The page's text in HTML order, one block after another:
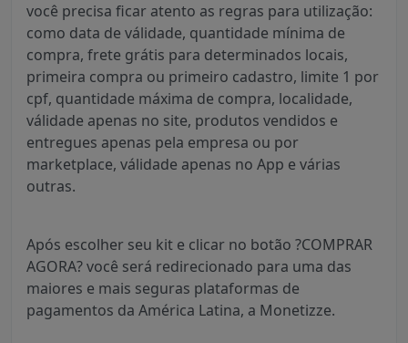
você precisa ficar atento as regras para utilização:
como data de válidade, quantidade mínima de
compra, frete grátis para determinados locais,
primeira compra ou primeiro cadastro, limite 1 por
cpf, quantidade máxima de compra, localidade,
válidade apenas no site, produtos vendidos e
entregues apenas pela empresa ou por
marketplace, válidade apenas no App e várias
outras.
Após escolher seu kit e clicar no botão ?COMPRAR
AGORA? você será redirecionado para uma das
maiores e mais seguras plataformas de
pagamentos da América Latina, a Monetizze.